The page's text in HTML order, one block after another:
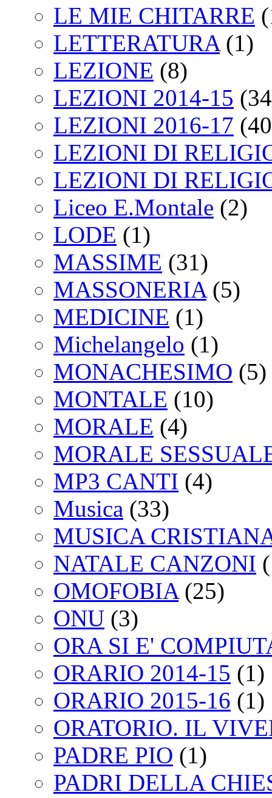
LE MIE CHITARRE
LETTERATURA(1)
LEZIONE (8)
LEZIONI 2014-15
LEZIONI 2016-17
LEZIONI DI
LEZIONI DI
Liceo E.Montale (2)
LODE (1)
MASSIME (31)
MASSONERIA(5)
MEDICINE (1)
Michelangelo (1)
MONACHESIMO (5)
MONTALE (10)
MORALE (4)
MORALE
MP3 CANTI (4)
Musica (33)
MUSICA
NATALE CANZONI
OMOFOBIA(25)
ONU (3)
ORA SI E'
ORARIO 2014-15 (1)
ORARIO 2015-16 (1)
ORATORIO. IL
PADRE PIO (1)
PADRI DELLA